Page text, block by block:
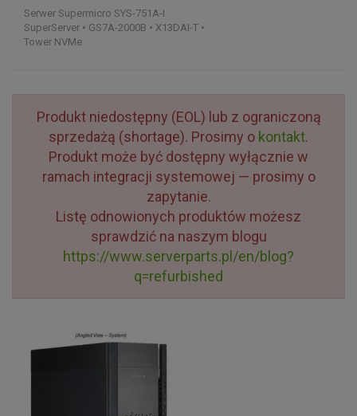
Serwer Supermicro SYS-751A-I
SuperServer • GS7A-2000B • X13DAI-T •
Tower NVMe
Produkt niedostępny (EOL) lub z ograniczoną
sprzedażą (shortage). Prosimy o kontakt.
Produkt może być dostępny wyłącznie w
ramach integracji systemowej — prosimy o
zapytanie.
Listę odnowionych produktów możesz
sprawdzić na naszym blogu
https://www.serverparts.pl/en/blog?
q=refurbished